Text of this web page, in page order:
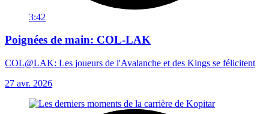
3:42
Poignées de main: COL-LAK
COL@LAK: Les joueurs de l'Avalanche et des Kings se félicitent
27 avr. 2026